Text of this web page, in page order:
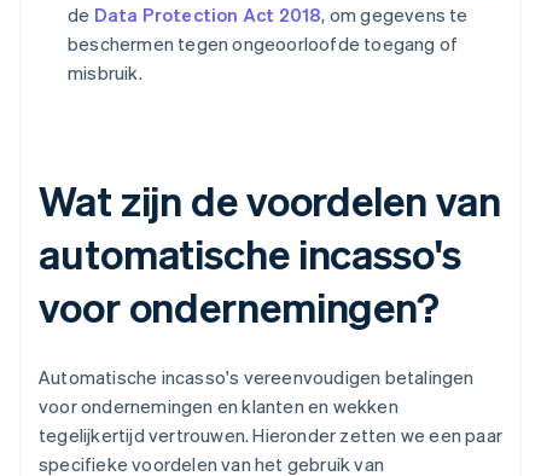
de Data Protection Act 2018, om gegevens te
beschermen tegen ongeoorloofde toegang of
misbruik.
Wat zijn de voordelen van
automatische incasso's
voor ondernemingen?
Automatische incasso's vereenvoudigen betalingen
voor ondernemingen en klanten en wekken
tegelijkertijd vertrouwen. Hieronder zetten we een paar
specifieke voordelen van het gebruik van